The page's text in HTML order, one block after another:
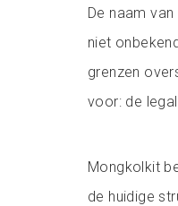
De naam van
niet
grenzen
voor: de
Mongkolkit
de huidige